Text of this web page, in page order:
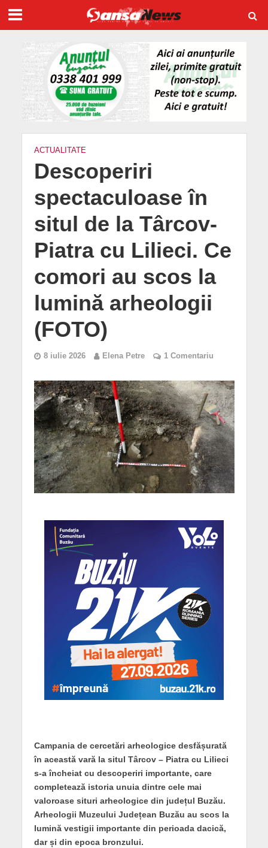
ACTUALITATE
Descoperiri
spectaculoase în
situl de la Târcov-
Piatra cu Lilieci. Ce
comori au scos la
lumină arheologii
(FOTO)
8 iulie 2026 Elena Petre 1 Comentariu
Campania de cercetări arheologice desfășurată
în această vară la situl Târcov – Piatra cu Lilieci
s-a încheiat cu descoperiri importante, care
completează istoria unuia dintre cele mai
valoroase situri arheologice din județul Buzău.
Arheologii Muzeului Județean Buzău au scos la
lumină vestigii importante din perioada dacică,
dar și din epoca bronzului.